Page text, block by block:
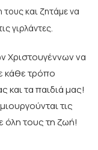
τους και ζητάμε να
γιρλάντες.
Χριστουγέννων να
κάθε τρόπο
και τα παιδιά μας!
τις
όλη τους τη ζωή!